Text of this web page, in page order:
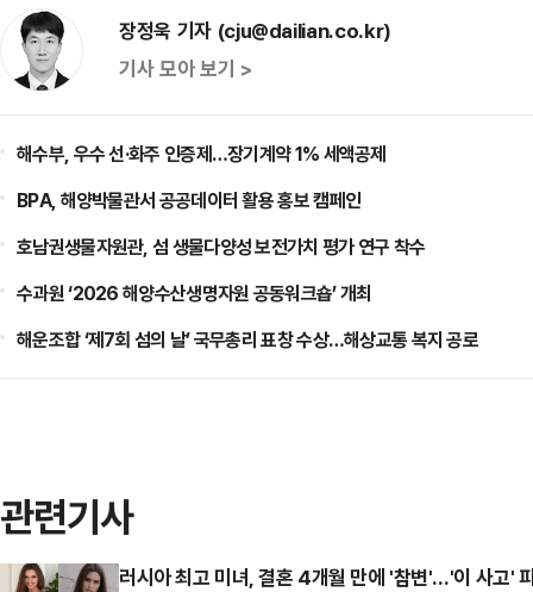
장정욱 기자 (cju@dailian.co.kr)
기사 모아 보기 >
해수부, 우수 선·화주 인증제…장기계약 1% 세액공제
BPA, 해양박물관서 공공데이터 활용 홍보 캠페인
호남권생물자원관, 섬 생물다양성 보전가치 평가 연구 착수
수과원 ‘2026 해양수산생명자원 공동워크숍’ 개최
해운조합 ‘제7회 섬의 날’ 국무총리 표창 수상…해상교통 복지 공로
관련기사
러시아 최고 미녀, 결혼 4개월 만에 '참변'…'이 사고'